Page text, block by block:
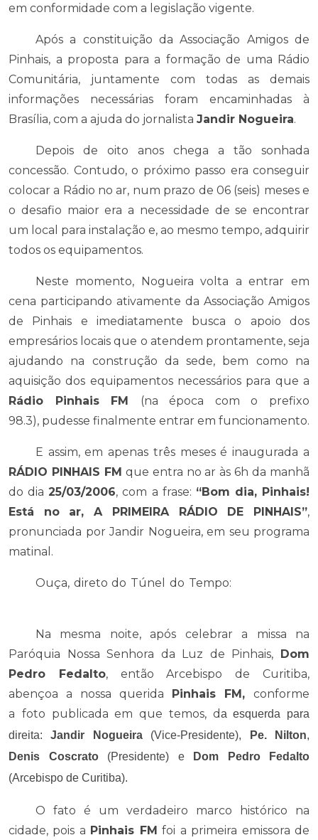
em conformidade com a legislação vigente.
Após a constituição da Associação Amigos de
Pinhais, a proposta para a formação de uma Rádio
Comunitária, juntamente com todas as demais
informações necessárias foram encaminhadas à
Brasília, com a ajuda do jornalista Jandir Nogueira.
Depois de oito anos chega a tão sonhada
concessão. Contudo, o próximo passo era conseguir
colocar a Rádio no ar, num prazo de 06 (seis) meses e
o desafio maior era a necessidade de se encontrar
um local para instalação e, ao mesmo tempo, adquirir
todos os equipamentos.
Neste momento, Nogueira volta a entrar em
cena participando ativamente da Associação Amigos
de Pinhais e imediatamente busca o apoio dos
empresários locais que o atendem prontamente, seja
ajudando na construção da sede, bem como na
aquisição dos equipamentos necessários para que a
Rádio Pinhais FM (na época com o prefixo
98.3), pudesse finalmente entrar em funcionamento.
E assim, em apenas três meses é inaugurada a
RÁDIO PINHAIS FM que entra no ar às 6h da manhã
do dia25/03/2006, com a frase: “Bom dia, Pinhais!
Está no ar, A PRIMEIRA RÁDIO DE PINHAIS”,
pronunciada por Jandir Nogueira, em seu programa
matinal.
Ouça, direto do Túnel do Tempo:
Na mesma noite, após celebrar a missa na
Paróquia Nossa Senhora da Luz de Pinhais, Dom
Pedro Fedalto, então Arcebispo de Curitiba,
abençoa a nossa querida Pinhais FM, conforme
a foto publicada em que temos, da esquerda para
direita:Jandir Nogueira(Vice-Presidente), Pe. Nilton,
Denis Coscrato(Presidente) e
Dom Pedro Fedalto
(Arcebispo de Curitiba).
O fato é um verdadeiro marco histórico na
cidade, pois a Pinhais FM foi a primeira emissora de